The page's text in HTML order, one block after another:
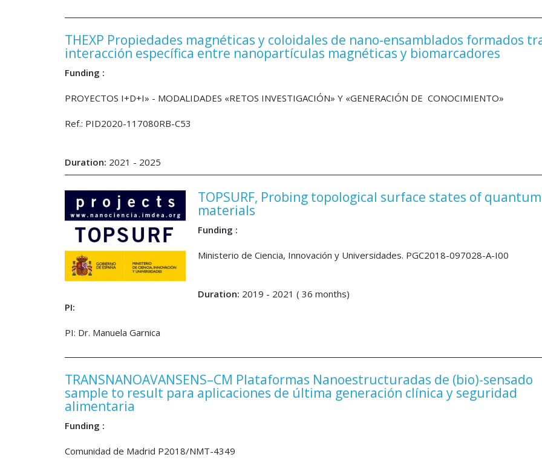
THEXP Propiedades magnéticas y coloidales de nano-ensamblados formados
interacción específica entre nanopartículas magnéticas y biomarcadores
Funding :
PROYECTOS I+D+I» - MODALIDADES «RETOS INVESTIGACIÓN» Y «GENERACIÓN DE CONOCIMIENTO»
Ref.: PID2020-117080RB-C53
Duration: 2021 - 2025
TOPSURF, Probing topological surface states of quantum
materials
Funding :
Ministerio de Ciencia, Innovación y Universidades. PGC2018-097028-A-I00
Duration: 2019 - 2021 ( 36 months)
PI:
PI: Dr. Manuela Garnica
TRANSNANOAVANSENS–CM Plataformas Nanoestructuradas de (bio)-sensado
sample to result para aplicaciones de última generación clínica y seguridad
alimentaria
Funding :
Comunidad de Madrid P2018/NMT-4349